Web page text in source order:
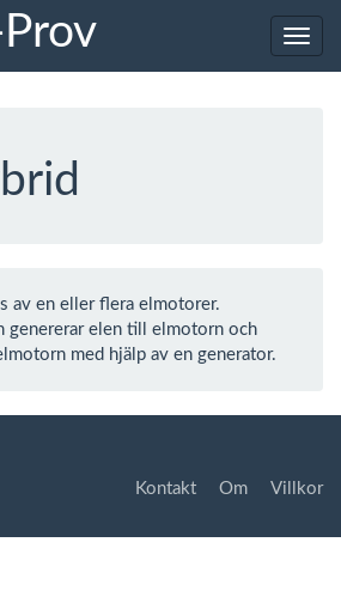
av en eller flera elmotorer.
genererar elen till elmotorn och
med hjälp av en generator.
Kontakt
Om Villkor